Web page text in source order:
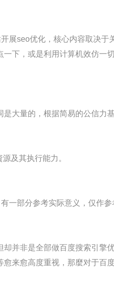
展seo优化 ，核心内容取决
下，或是利用计算机效仿一
大量的，根据简易的公信力
及其执行能力。
一部分参考实际意义，仅作参
并非是全部做百度搜索引
来愈高度重视，那麼对于百